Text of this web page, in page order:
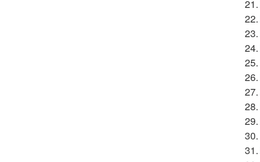
21.
22.
23.
24.
25.
26.
27.
28.
29.
30.
31.